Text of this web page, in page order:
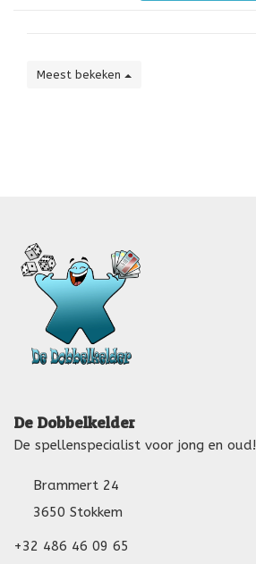
Meest bekeken
De Dobbelkelder
De spellenspecialist voor jong en oud!
Brammert 24
3650 Stokkem
+32 486 46 09 65